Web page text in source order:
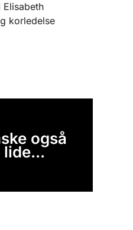
Elisabeth
korledelse
også
lide...